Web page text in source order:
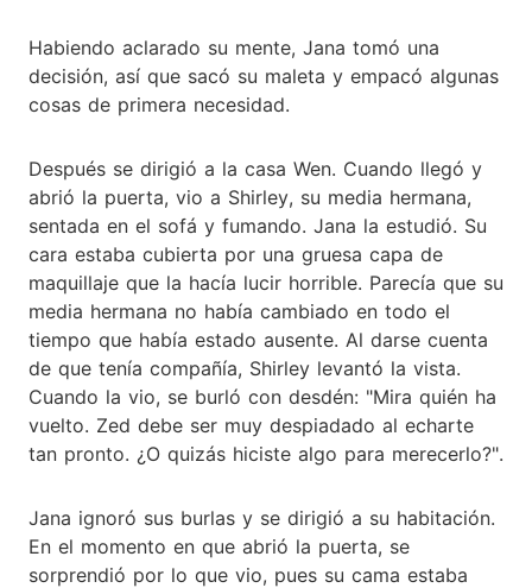
Habiendo aclarado su mente, Jana tomó una
decisión, así que sacó su maleta y empacó algunas
cosas de primera necesidad.
Después se dirigió a la casa Wen. Cuando llegó y
abrió la puerta, vio a Shirley, su media hermana,
sentada en el sofá y fumando. Jana la estudió. Su
cara estaba cubierta por una gruesa capa de
maquillaje que la hacía lucir horrible. Parecía que su
media hermana no había cambiado en todo el
tiempo que había estado ausente. Al darse cuenta
de que tenía compañía, Shirley levantó la vista.
Cuando la vio, se burló con desdén: "Mira quién ha
vuelto. Zed debe ser muy despiadado al echarte
tan pronto. ¿O quizás hiciste algo para merecerlo?".
Jana ignoró sus burlas y se dirigió a su habitación.
En el momento en que abrió la puerta, se
sorprendió por lo que vio, pues su cama estaba